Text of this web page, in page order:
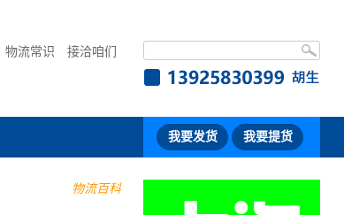
物流常识 接洽咱们
我要发货 我要提货
物流百科